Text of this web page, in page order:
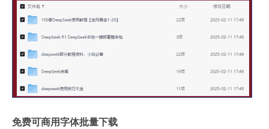
免费可商用字体批量下载